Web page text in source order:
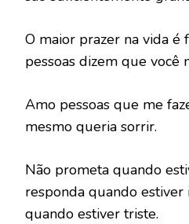
O maior prazer na vida é
pessoas dizem que você
Amo pessoas que me
mesmo queria sorrir.
Não prometa quando
responda quando
quando estiver triste.